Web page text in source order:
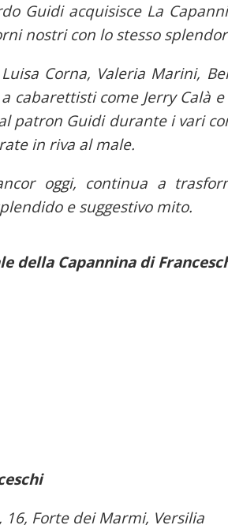
Guidi acquisisce La
nostri con lo stesso
Corna, Valeria Marini,
cabarettisti come Jerry Calà
patron Guidi durante i vari
in riva al male.
oggi, continua a
e suggestivo mito.
della Capannina di
16, Forte dei Marmi, Versilia